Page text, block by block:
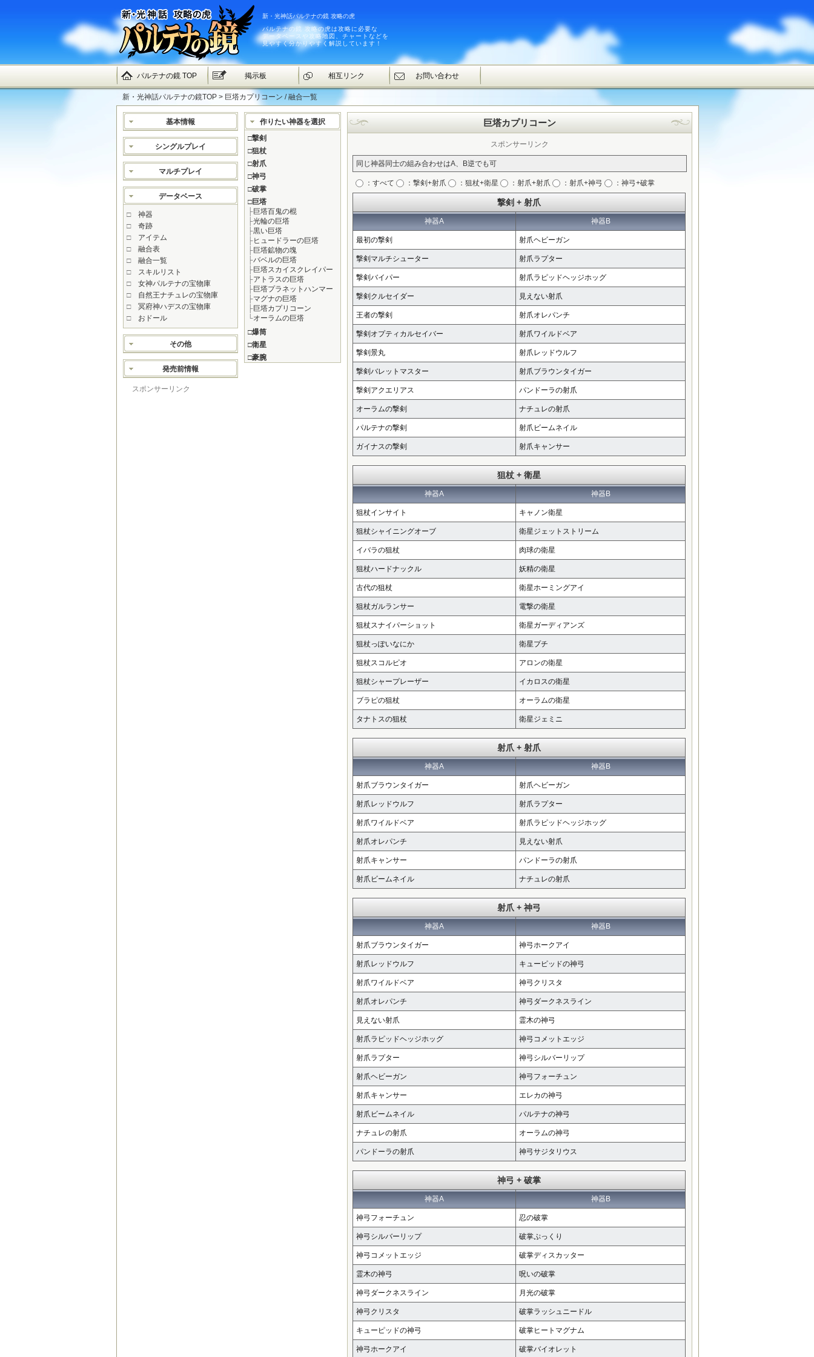
新・光神話パルテナの鏡 攻略の虎
パルテナの鏡 攻略の虎は攻略に必要な
データベースや攻略地図、チャートなどを
見やすく分かりやすく解説しています！
新・光神話パルテナの鏡TOP > 巨塔カプリコーン / 融合一覧
基本情報
シングルプレイ
マルチプレイ
データベース
□ 神器
□ 奇跡
□ アイテム
□ 融合表
□ 融合一覧
□ スキルリスト
□ 女神パルテナの宝物庫
□ 自然王ナチュレの宝物庫
□ 冥府神ハデスの宝物庫
□ おドール
その他
発売前情報
スポンサーリンク
作りたい神器を選択
□撃剣
□狙杖
□射爪
□神弓
□破掌
□巨塔
├巨塔百鬼の棍
├光輪の巨塔
├黒い巨塔
├ヒュードラーの巨塔
├巨塔鉱物の塊
├バベルの巨塔
├巨塔スカイスクレイパー
├アトラスの巨塔
├巨塔プラネットハンマー
├マグナの巨塔
├巨塔カプリコーン
└オーラムの巨塔
□爆筒
□衛星
□豪腕
巨塔カプリコーン
スポンサーリンク
同じ神器同士の組み合わせはA、B逆でも可
：すべて ：撃剣+射爪 ：狙杖+衛星 ：射爪+射爪 ：射爪+神弓 ：神弓+破掌
撃剣 + 射爪
神器A 神器B
最初の撃剣 射爪ヘビーガン
撃剣マルチシューター 射爪ラプター
撃剣バイパー 射爪ラピッドヘッジホッグ
撃剣クルセイダー 見えない射爪
王者の撃剣 射爪オレパンチ
撃剣オプティカルセイバー 射爪ワイルドベア
撃剣景丸 射爪レッドウルフ
撃剣バレットマスター 射爪ブラウンタイガー
撃剣アクエリアス パンドーラの射爪
オーラムの撃剣 ナチュレの射爪
パルテナの撃剣 射爪ビームネイル
ガイナスの撃剣 射爪キャンサー
狙杖 + 衛星
神器A 神器B
狙杖インサイト キャノン衛星
狙杖シャイニングオーブ 衛星ジェットストリーム
イバラの狙杖 肉球の衛星
狙杖ハードナックル 妖精の衛星
古代の狙杖 衛星ホーミングアイ
狙杖ガルランサー 電撃の衛星
狙杖スナイパーショット 衛星ガーディアンズ
狙杖っぽいなにか 衛星プチ
狙杖スコルピオ アロンの衛星
狙杖シャープレーザー イカロスの衛星
ブラピの狙杖 オーラムの衛星
タナトスの狙杖 衛星ジェミニ
射爪 + 射爪
神器A 神器B
射爪ブラウンタイガー 射爪ヘビーガン
射爪レッドウルフ 射爪ラプター
射爪ワイルドベア 射爪ラピッドヘッジホッグ
射爪オレパンチ 見えない射爪
射爪キャンサー パンドーラの射爪
射爪ビームネイル ナチュレの射爪
射爪 + 神弓
神器A 神器B
射爪ブラウンタイガー 神弓ホークアイ
射爪レッドウルフ キューピッドの神弓
射爪ワイルドベア 神弓クリスタ
射爪オレパンチ 神弓ダークネスライン
見えない射爪 霊木の神弓
射爪ラピッドヘッジホッグ 神弓コメットエッジ
射爪ラプター 神弓シルバーリップ
射爪ヘビーガン 神弓フォーチュン
射爪キャンサー エレカの神弓
射爪ビームネイル パルテナの神弓
ナチュレの射爪 オーラムの神弓
パンドーラの射爪 神弓サジタリウス
神弓 + 破掌
神器A 神器B
神弓フォーチュン 忍の破掌
神弓シルバーリップ 破掌ぷっくり
神弓コメットエッジ 破掌ディスカッター
霊木の神弓 呪いの破掌
神弓ダークネスライン 月光の破掌
神弓クリスタ 破掌ラッシュニードル
キューピッドの神弓 破掌ヒートマグナム
神弓ホークアイ 破掌バイオレット
パルテナの鏡 TOP 掲示板 相互リンク お問い合わせ